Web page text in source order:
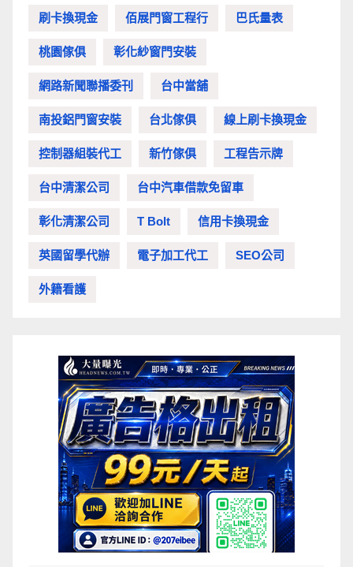
刷卡換現金 佰展門窗工程行 巴氏量表
桃園傢俱 彰化紗窗門安裝
網路新聞聯播委刊 台中當舖
南投鋁門窗安裝 台北傢俱 線上刷卡換現金
控制器組裝代工 新竹傢俱 工程告示牌
台中清潔公司 台中汽車借款免留車
彰化清潔公司 T Bolt 信用卡換現金
英國留學代辦 電子加工代工 SEO公司
外籍看護